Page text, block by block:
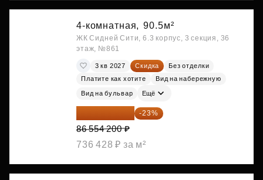
4-комнатная, 90.5м²
ЖК Сидней Сити, 6.3 корпус, 3 секция, 36
этаж, №861
3 кв 2027 Скидка
Без отделки
Платите как хотите
Вид на набережную
Вид на бульвар Ещё
66 646 734 ₽ -23%
86 554 200 ₽
736 428 ₽ за м²